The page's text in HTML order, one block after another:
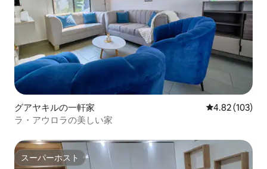
グアヤキルの一軒家 レビュー103
4.82 (103)
ラ・アウロラの美しい家
スーパーホスト
スーパーホスト